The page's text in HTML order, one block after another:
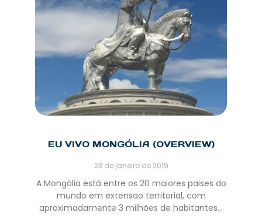
EU VIVO MONGÓLIA (OVERVIEW)
23 de janeiro de 2019
A Mongólia está entre os 20 maiores paises do
mundo em extensao territorial, com
aproximadamente 3 milhões de habitantes…